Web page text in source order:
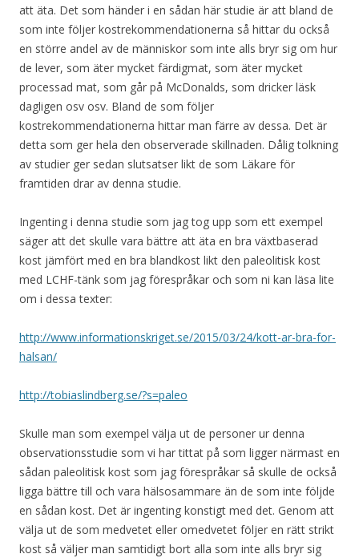
att äta. Det som händer i en sådan här studie är att bland de
som inte följer kostrekommendationerna så hittar du också
en större andel av de människor som inte alls bryr sig om hur
de lever, som äter mycket färdigmat, som äter mycket
processad mat, som går på McDonalds, som dricker läsk
dagligen osv osv. Bland de som följer
kostrekommendationerna hittar man färre av dessa. Det är
detta som ger hela den observerade skillnaden. Dålig tolkning
av studier ger sedan slutsatser likt de som Läkare för
framtiden drar av denna studie.
Ingenting i denna studie som jag tog upp som ett exempel
säger att det skulle vara bättre att äta en bra växtbaserad
kost jämfört med en bra blandkost likt den paleolitisk kost
med LCHF-tänk som jag förespråkar och som ni kan läsa lite
om i dessa texter:
http://www.informationskriget.se/2015/03/24/kott-ar-bra-for-
halsan/
http://tobiaslindberg.se/?s=paleo
Skulle man som exempel välja ut de personer ur denna
observationsstudie som vi har tittat på som ligger närmast en
sådan paleolitisk kost som jag förespråkar så skulle de också
ligga bättre till och vara hälsosammare än de som inte följde
en sådan kost. Det är ingenting konstigt med det. Genom att
välja ut de som medvetet eller omedvetet följer en rätt strikt
kost så väljer man samtidigt bort alla som inte alls bryr sig